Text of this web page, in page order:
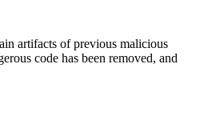
artifacts of previous malicious
code has been removed, and